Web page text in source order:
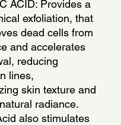
ACID: Provides a
exfoliation, that
dead cells from
and accelerates
reducing
lines,
skin texture and
radiance.
also stimulates